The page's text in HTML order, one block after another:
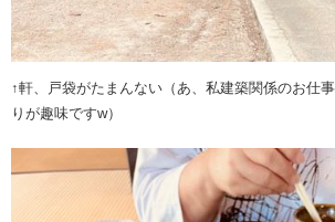
↑軒、戸袋がたまんない（あ、私建築関係のお仕
りが趣味ですw）